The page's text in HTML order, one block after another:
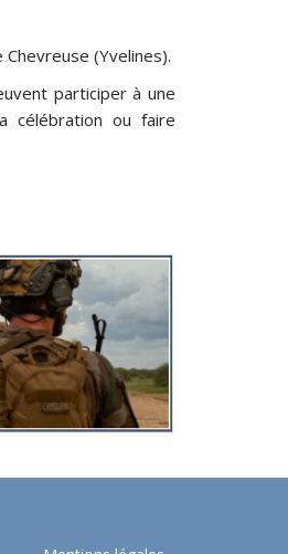
(Yvelines).
participer à une
célébration ou faire